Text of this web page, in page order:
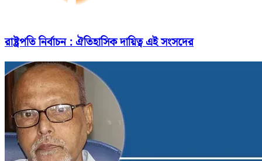
রাষ্ট্রপতি নির্বাচন : ঐতিহাসিক দায়িত্ব এই সংসদের